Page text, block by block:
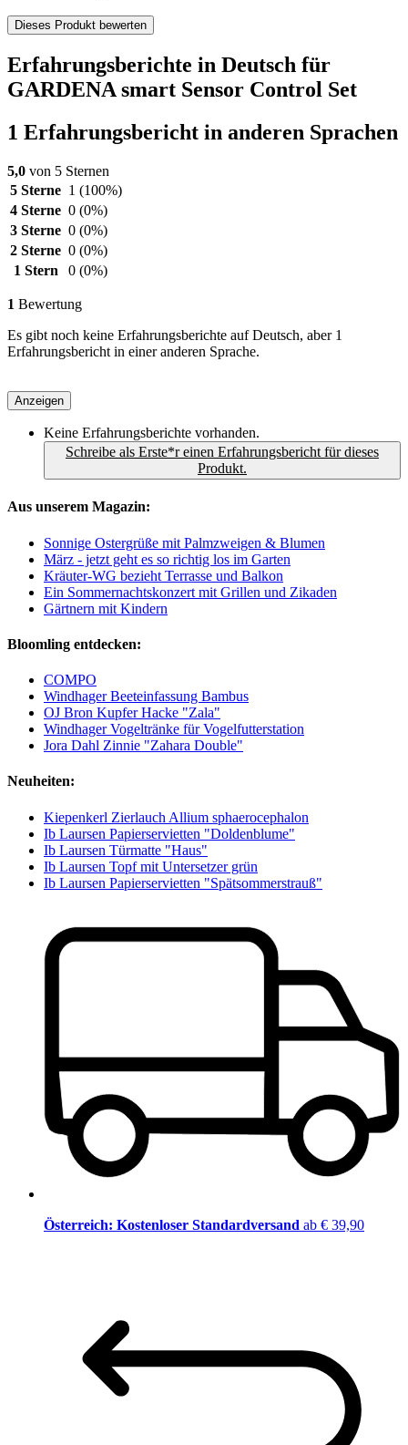
Dieses Produkt bewerten
Erfahrungsberichte in Deutsch für
GARDENA smart Sensor Control Set
1 Erfahrungsbericht in anderen Sprachen
5,0 von 5 Sternen
5 Sterne 1 (100%)
4 Sterne 0 (0%)
3 Sterne 0 (0%)
2 Sterne 0 (0%)
1 Stern
0 (0%)
1 Bewertung
Es gibt noch keine Erfahrungsberichte auf Deutsch, aber 1
Erfahrungsbericht in einer anderen Sprache.
Anzeigen
Keine Erfahrungsberichte vorhanden.
Schreibe als Erste*r einen Erfahrungsbericht für dieses
Produkt.
Aus unserem Magazin:
Sonnige Ostergrüße mit Palmzweigen & Blumen
März - jetzt geht es so richtig los im Garten
Kräuter-WG bezieht Terrasse und Balkon
Ein Sommernachtskonzert mit Grillen und Zikaden
Gärtnern mit Kindern
Bloomling entdecken:
COMPO
Windhager Beeteinfassung Bambus
OJ Bron Kupfer Hacke "Zala"
Windhager Vogeltränke für Vogelfutterstation
Jora Dahl Zinnie "Zahara Double"
Neuheiten:
Kiepenkerl Zierlauch Allium sphaerocephalon
Ib Laursen Papierservietten "Doldenblume"
Ib Laursen Türmatte "Haus"
Ib Laursen Topf mit Untersetzer grün
Ib Laursen Papierservietten "Spätsommerstrauß"
Österreich: Kostenloser Standardversand ab € 39,90